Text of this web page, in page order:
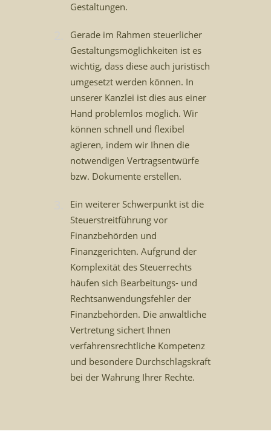
Gestaltungen.
Gerade im Rahmen steuerlicher
Gestaltungsmöglichkeiten ist es
wichtig, dass diese auch juristisch
umgesetzt werden können. In
unserer Kanzlei ist dies aus einer
Hand problemlos möglich. Wir
können schnell und flexibel
agieren, indem wir Ihnen die
notwendigen Vertragsentwürfe
bzw. Dokumente erstellen.
Ein weiterer Schwerpunkt ist die
Steuerstreitführung vor
Finanzbehörden und
Finanzgerichten. Aufgrund der
Komplexität des Steuerrechts
häufen sich Bearbeitungs- und
Rechtsanwen­dungsfehler der
Finanzbehörden. Die anwaltliche
Vertretung sichert Ihnen
verfahrensrechtli­che Kompetenz
und besondere Durchschlagskraft
bei der Wahrung Ihrer Rechte.